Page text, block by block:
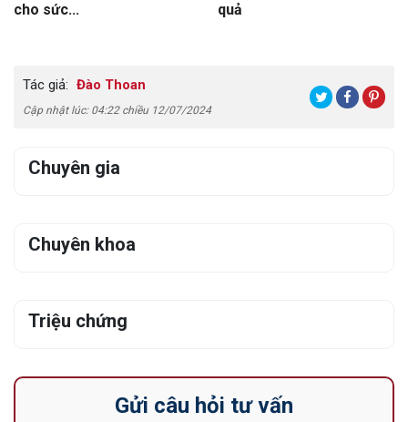
cho sức...
quả
Tác giả: Đào Thoan
Cập nhật lúc: 04:22 chiều 12/07/2024
Chuyên gia
Chuyên khoa
Triệu chứng
Gửi câu hỏi tư vấn